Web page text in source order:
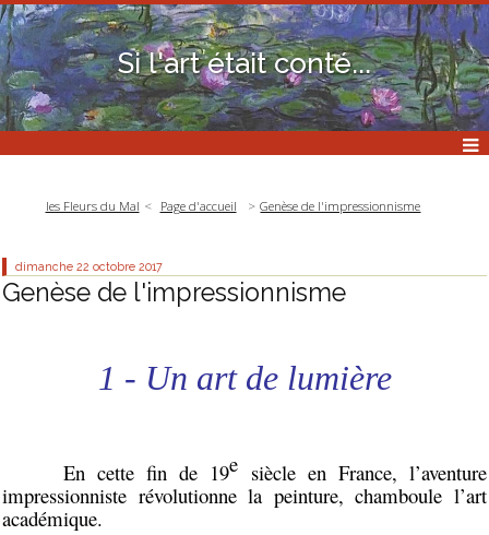
Si l'art était conté...
les Fleurs du Mal Page d'accueil Genèse de l'impressionnisme
dimanche 22 octobre 2017
Genèse de l'impressionnisme
1 - Un art de lumière
En cette fin de 19e siècle en France, l’aventure
impressionniste révolutionne la peinture, chamboule l’art
académique.